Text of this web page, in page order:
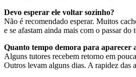
Devo esperar ele voltar sozinho?
Não é recomendado esperar. Muitos
e se afastam ainda mais com o passar do
Quanto tempo demora para aparecer
Alguns tutores recebem retorno em
Outros levam alguns dias. A rapidez das